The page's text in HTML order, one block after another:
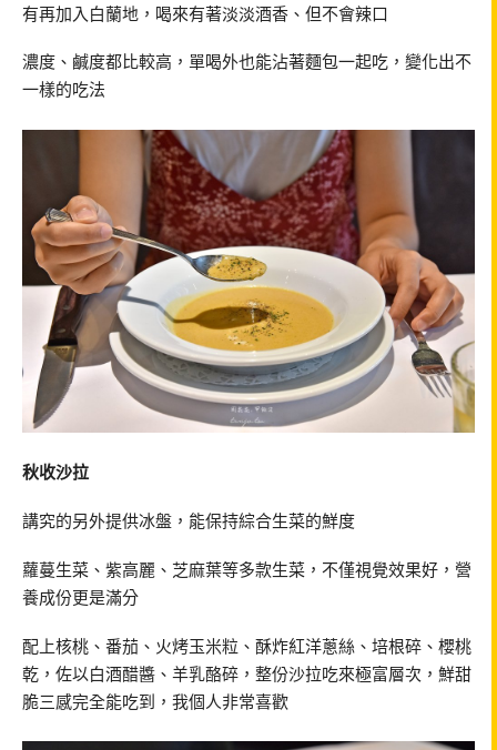
有再加入白蘭地，喝來有著淡淡酒香、但不會辣口
濃度、鹹度都比較高，單喝外也能沾著麵包一起吃，變化出不
一樣的吃法
秋收沙拉
講究的另外提供冰盤，能保持綜合生菜的鮮度
蘿蔓生菜、紫高麗、芝麻葉等多款生菜，不僅視覺效果好，營
養成份更是滿分
配上核桃、番茄、火烤玉米粒、酥炸紅洋蔥絲、培根碎、櫻桃
乾，佐以白酒醋醬、羊乳酪碎，整份沙拉吃來極富層次，鮮甜
脆三感完全能吃到，我個人非常喜歡